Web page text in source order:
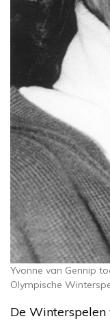
Yvonne van Gennip
Olympische
De